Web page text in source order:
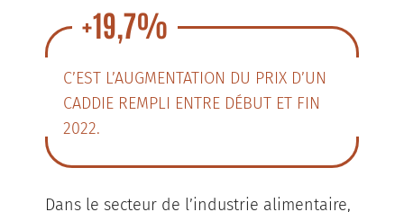
+19,7%
C’EST L’AUGMENTATION DU PRIX D’UN
CADDIE REMPLI ENTRE DÉBUT ET FIN
2022.
Dans le secteur de l’industrie alimentaire,